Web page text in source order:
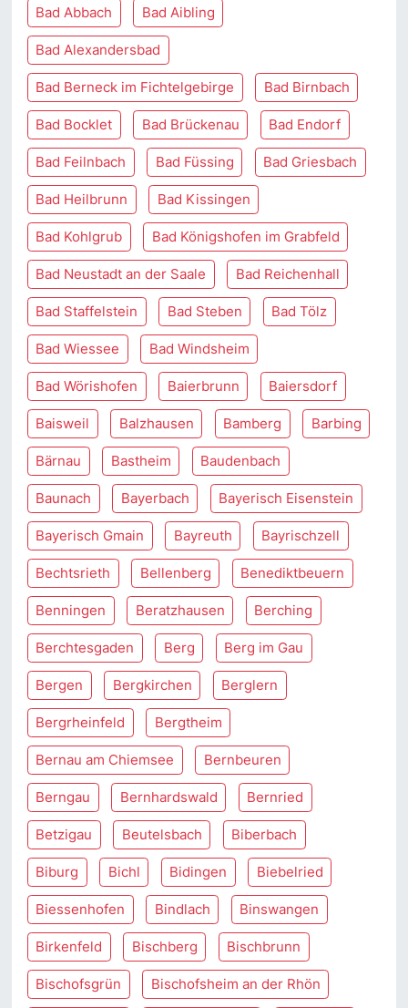
Bad Abbach Bad Aibling
Bad Alexandersbad
Bad Berneck im Fichtelgebirge Bad Birnbach
Bad Bocklet Bad Brückenau Bad Endorf
Bad Feilnbach Bad Füssing Bad Griesbach
Bad Heilbrunn Bad Kissingen
Bad Kohlgrub Bad Königshofen im Grabfeld
Bad Neustadt an der Saale Bad Reichenhall
Bad Staffelstein Bad Steben Bad Tölz
Bad Wiessee Bad Windsheim
Bad Wörishofen Baierbrunn Baiersdorf
Baisweil Balzhausen Bamberg Barbing
Bärnau Bastheim Baudenbach
Baunach Bayerbach Bayerisch Eisenstein
Bayerisch Gmain Bayreuth Bayrischzell
Bechtsrieth Bellenberg Benediktbeuern
Benningen Beratzhausen Berching
Berchtesgaden Berg Berg im Gau
Bergen Bergkirchen Berglern
Bergrheinfeld Bergtheim
Bernau am Chiemsee Bernbeuren
Berngau Bernhardswald Bernried
Betzigau Beutelsbach Biberbach
Biburg Bichl Bidingen Biebelried
Biessenhofen Bindlach Binswangen
Birkenfeld Bischberg Bischbrunn
Bischofsgrün Bischofsheim an der Rhön